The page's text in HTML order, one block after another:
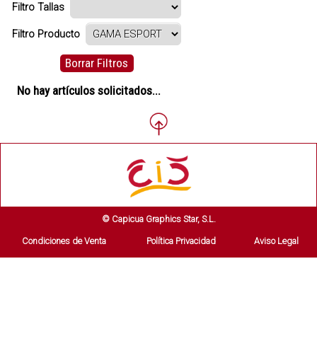
Filtro Tallas
Filtro Producto
Borrar Filtros
No hay artículos solicitados...
© Capicua Graphics Star, S.L.
Condiciones de Venta Política Privacidad Aviso Legal